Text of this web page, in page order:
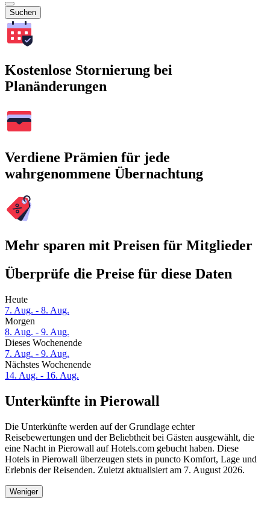
Suchen
Kostenlose Stornierung bei
Planänderungen
Verdiene Prämien für jede
wahrgenommene Übernachtung
Mehr sparen mit Preisen für Mitglieder
Überprüfe die Preise für diese Daten
Heute
7. Aug. - 8. Aug.
Morgen
8. Aug. - 9. Aug.
Dieses Wochenende
7. Aug. - 9. Aug.
Nächstes Wochenende
14. Aug. - 16. Aug.
Unterkünfte in Pierowall
Die Unterkünfte werden auf der Grundlage echter
Reisebewertungen und der Beliebtheit bei Gästen ausgewählt, die
eine Nacht in Pierowall auf Hotels.com gebucht haben. Diese
Hotels in Pierowall überzeugen stets in puncto Komfort, Lage und
Erlebnis der Reisenden. Zuletzt aktualisiert am 7. August 2026.
Weniger